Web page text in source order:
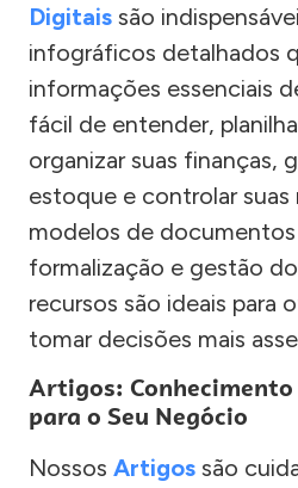
Digitais são
infográficos detalhados
informações essenciais
fácil de entender,
organizar suas finanças,
estoque e controlar suas
modelos de documentos
formalização e gestão
recursos são ideais para
tomar decisões mais
Artigos:
para o Seu Negócio
Nossos Artigos são